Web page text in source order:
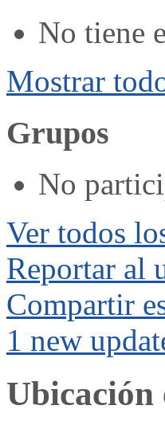
No tiene
Mostrar
Grupos
No
Ver todos
Reportar al
Compartir
1 new
Ubicación